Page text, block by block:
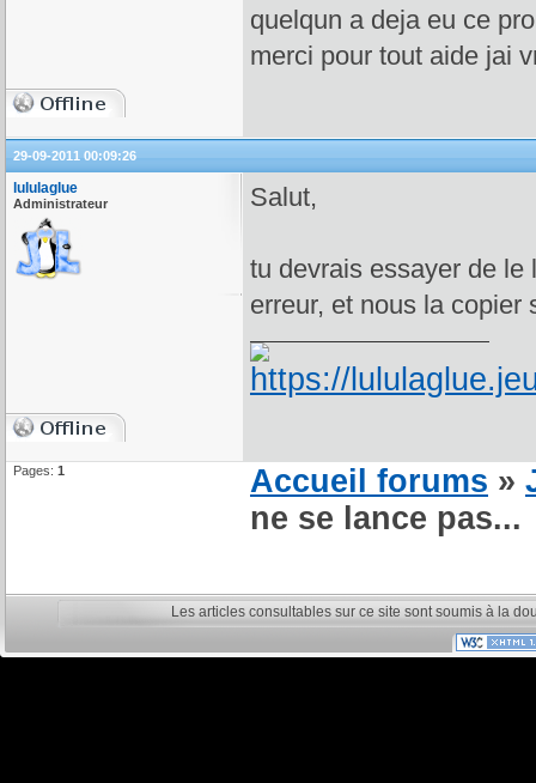
quelqun a deja eu ce
merci pour tout aide jai
29-09-2011 00:09:26
lululaglue
Administrateur Salut,
tu devrais essayer de le
erreur, et nous la copier
Pages: 1 Accueil forums »
ne se lance pas...
Les articles consultables sur ce site sont soumis à la